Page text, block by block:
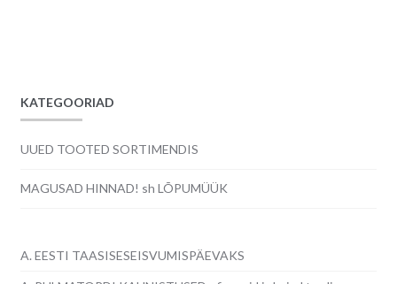
KATEGOORIAD
UUED TOOTED SORTIMENDIS
MAGUSAD HINNAD! sh LÕPUMÜÜK
A. EESTI TAASISESEISVUMISPÄEVAKS